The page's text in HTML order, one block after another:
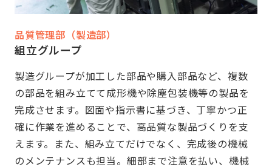
品質管理部（製造部）
組立グループ
製造グループが加工した部品や購入部品など、複数
の部品を組み立てて成形機や除塵包装機等の製品を
完成させます。図面や指示書に基づき、丁寧かつ正
確に作業を進めることで、高品質な製品づくりを支
えます。また、組み立てだけでなく、完成後の機械
のメンテナンスも担当。細部まで注意を払い、機械